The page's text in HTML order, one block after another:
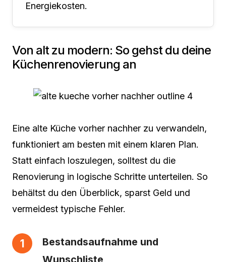
Energiekosten.
Von alt zu modern: So gehst du deine
Küchenrenovierung an
Eine alte Küche vorher nachher zu verwandeln,
funktioniert am besten mit einem klaren Plan.
Statt einfach loszulegen, solltest du die
Renovierung in logische Schritte unterteilen. So
behältst du den Überblick, sparst Geld und
vermeidest typische Fehler.
Bestandsaufnahme und